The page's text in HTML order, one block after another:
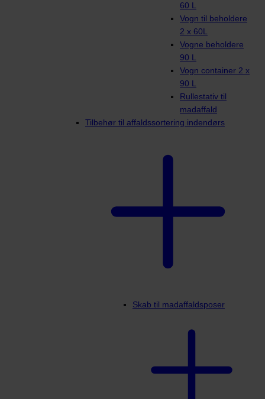
60 L
Vogn til beholdere
2 x 60L
Vogne beholdere
90 L
Vogn container 2 x
90 L
Rullestativ til
madaffald
Tilbehør til affaldssortering indendørs
Skab til madaffaldsposer